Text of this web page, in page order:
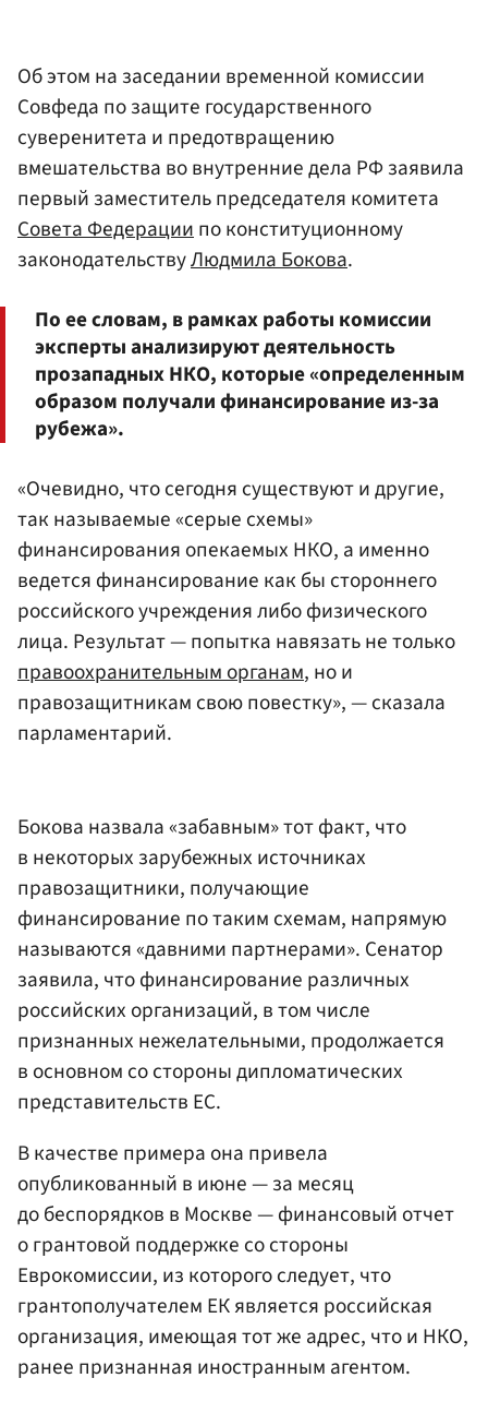
Об этом на заседании временной комиссии
Совфеда по защите государственного
суверенитета и предотвращению
вмешательства во внутренние дела РФ заявила
первый заместитель председателя комитета
Совета Федерациипо конституционному
законодательствуЛюдмила Бокова.
По ее словам, в рамках работы комиссии
эксперты анализируют деятельность
прозападных НКО, которые «определенным
образом получали финансирование из-за
рубежа».
«Очевидно, что сегодня существуют и другие,
так называемые «серые схемы»
финансирования опекаемых НКО, а именно
ведется финансирование как бы стороннего
российского учреждения либо физического
лица. Результат — попытка навязать не только
правоохранительным органам, но и
правозащитникам свою повестку», — сказала
парламентарий.
Бокова назвала «забавным» тот факт, что
в некоторых зарубежных источниках
правозащитники, получающие
финансирование по таким схемам, напрямую
называются «давними партнерами». Сенатор
заявила, что финансирование различных
российских организаций, в том числе
признанных нежелательными, продолжается
в основном со стороны дипломатических
представительств ЕС.
В качестве примера она привела
опубликованный в июне — за месяц
до беспорядков в Москве — финансовый отчет
о грантовой поддержке со стороны
Еврокомиссии, из которого следует, что
грантополучателем ЕК является российская
организация, имеющая тот же адрес, что и НКО,
ранее признанная иностранным агентом.